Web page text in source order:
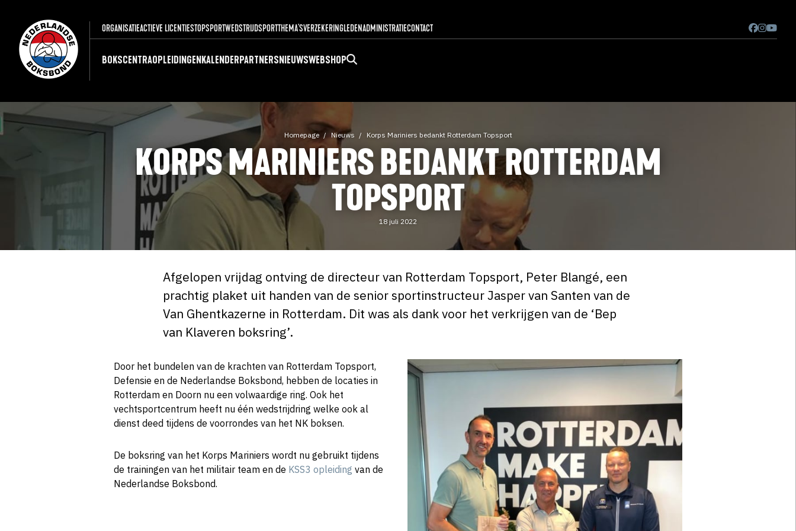
ORGANISATIEACTIEVE LICENTIESTOPSPORTWEDSTRIJDSPORTTHEMA'SVERZEKERINGLEDENADMINISTRATIECONTACT
BOKSCENTRAOPLEIDINGENKALENDERPARTNERSNIEUWSWEBSHOP
Homepage Nieuws Korps Mariniers bedankt Rotterdam Topsport
KORPS MARINIERS BEDANKT ROTTERDAM
TOPSPORT
18 juli 2022
Afgelopen vrijdag ontving de directeur van Rotterdam Topsport, Peter Blangé, een
prachtig plaket uit handen van de senior sportinstructeur Jasper van Santen van de
Van Ghentkazerne in Rotterdam. Dit was als dank voor het verkrijgen van de ‘Bep
van Klaveren boksring’.
Door het bundelen van de krachten van Rotterdam Topsport,
Defensie en de Nederlandse Boksbond, hebben de locaties in
Rotterdam en Doorn nu een volwaardige ring. Ook het
vechtsportcentrum heeft nu één wedstrijdring welke ook al
dienst deed tijdens de voorrondes van het NK boksen.
De boksring van het Korps Mariniers wordt nu gebruikt tijdens
de trainingen van het militair team en de KSS3 opleiding van de
Nederlandse Boksbond.